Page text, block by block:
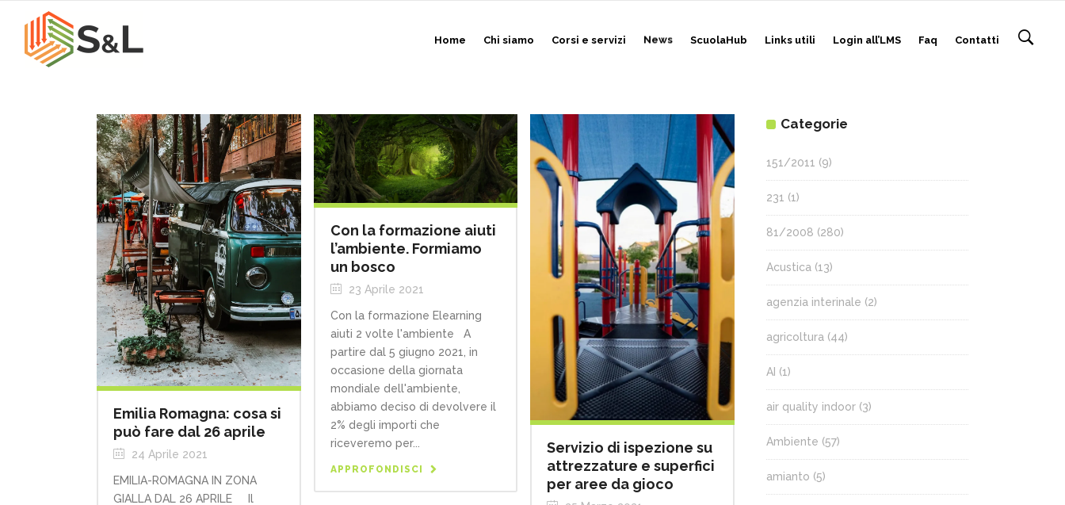
Home Chi siamo Corsi e servizi News ScuolaHub Links utili Login all’LMS Faq Contatti
Emilia Romagna: cosa si
può fare dal 26 aprile
24 Aprile 2021
EMILIA-ROMAGNA IN ZONA
GIALLA DAL 26 APRILE Il
Con la formazione aiuti
l’ambiente. Formiamo
un bosco
23 Aprile 2021
Con la formazione Elearning
aiuti 2 volte l'ambiente A
partire dal 5 giugno 2021, in
occasione della giornata
mondiale dell'ambiente,
abbiamo deciso di devolvere il
2% degli importi che
riceveremo per...
APPROFONDISCI
Servizio di ispezione su
attrezzature e superfici
per aree da gioco
Categorie
151/2011 (9)
231 (1)
81/2008 (280)
Acustica (13)
agenzia interinale (2)
agricoltura (44)
AI (1)
air quality indoor (3)
Ambiente (57)
amianto (5)